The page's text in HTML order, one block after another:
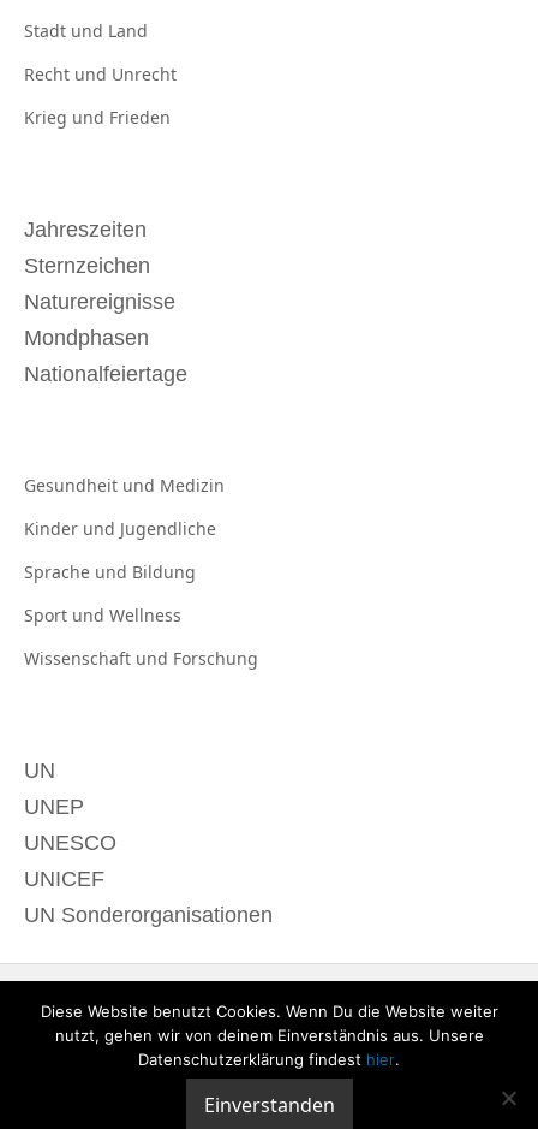
Stadt und Land
Recht und Unrecht
Krieg und Frieden
Jahreszeiten
Sternzeichen
Naturereignisse
Mondphasen
Nationalfeiertage
Gesundheit und Medizin
Kinder und Jugendliche
Sprache und Bildung
Sport und Wellness
Wissenschaft und Forschung
UN
UNEP
UNESCO
UNICEF
UN Sonderorganisationen
Diese Website benutzt Cookies. Wenn Du die Website weiter
nutzt, gehen wir von deinem Einverständnis aus. Unsere
Datenschutzerklärung findest hier.
Einverstanden